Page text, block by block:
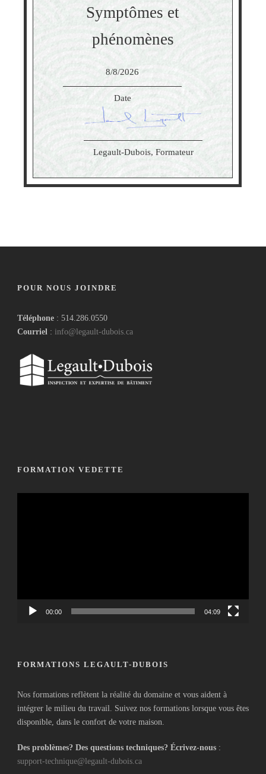
Symptômes et
phénomènes
8/8/2026
Date
Legault-Dubois, Formateur
POUR NOUS JOINDRE
Téléphone : 514.286.0550
Courriel : info@legault-dubois.ca
FORMATION VEDETTE
00:00 04:09
FORMATIONS LEGAULT-DUBOIS
Nos formations reflètent la réalité du domaine et vous aident à
intégrer le milieu du travail. Suivez nos formations lorsque vous êtes
disponible, dans le confort de votre maison.
Des problèmes? Des questions techniques? Écrivez-nous :
support-technique@legault-dubois.ca